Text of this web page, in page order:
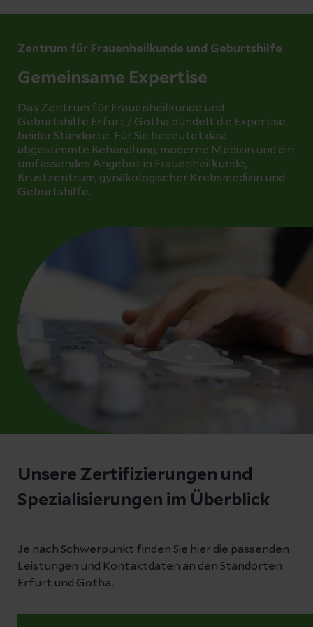
Zentrum für Frauenheilkunde und Geburtshilfe
Gemeinsame Expertise
Das Zentrum für Frauenheilkunde und
Geburtshilfe Erfurt / Gotha bündelt die Expertise
beider Standorte. Für Sie bedeutet das:
abgestimmte Behandlung, moderne Medizin und ein
umfassendes Angebot in Frauenheilkunde,
Brustzentrum, gynäkologischer Krebsmedizin und
Geburtshilfe.
Unsere Zertifizierungen und
Spezialisierungen im Überblick
Je nach Schwerpunkt finden Sie hier die passenden
Leistungen und Kontaktdaten an den Standorten
Erfurt und Gotha.